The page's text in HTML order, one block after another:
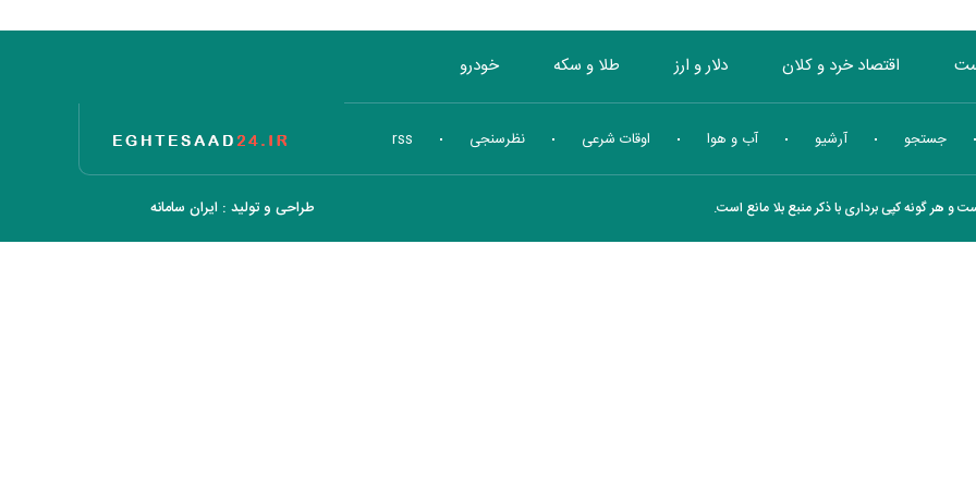
اقتصاد خرد و کلان دلار و ارز طلا و سکه خودرو
بورس انرژی چندرسانه ای منهای اقتصاد تاریخ اقتصاد جستجو آرشیو آب و هوا اوقات شرعی نظرسنجی rss
طراحی و تولید : ایران سامانه